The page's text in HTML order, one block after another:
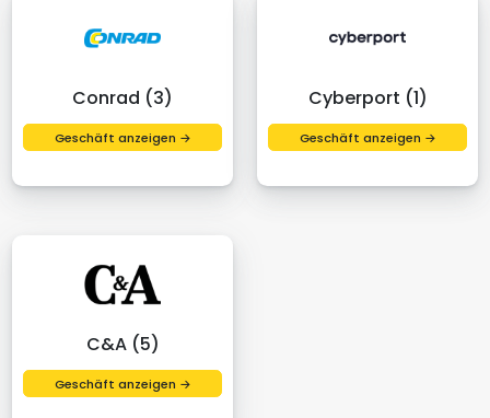
Conrad (3)
Geschäft anzeigen →
Cyberport (1)
Geschäft anzeigen →
C&A (5)
Geschäft anzeigen →